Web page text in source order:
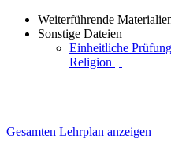
Weiterführende
Sonstige Dateien
Einheitliche
Religion
Gesamten Lehrplan anzeigen